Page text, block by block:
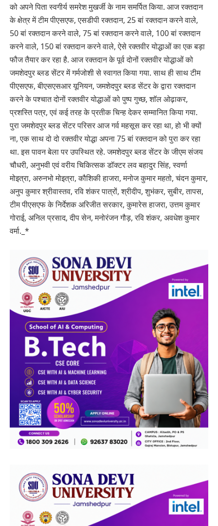
को अपने पिता स्वगीर्य समरेश मुखर्जी के नाम समर्पित किया. आज रक्तदान
के क्षेत्र में टीम पीएसएफ, एसडीपी रक्तदान, 25 बां रक्तदान करने वाले,
50 बां रक्तदान करने वाले, 75 बां रक्तदान करने वाले, 100 बां रक्तदान
करने वाले, 150 बां रक्तदान करने वाले, ऐसे रक्तवीर योद्धाओं का एक बड़ा
फौज तैयार कर रहा है. आज रक्तदान के पूर्व दोनों रक्तवीर योद्धाओं को
जमशेदपुर ब्लड सेंटर में गर्मजोशी से स्वागत किया गया. साथ ही साथ टीम
पीएसएफ, बीएसएसआर यूनियन, जमशेदपुर ब्लड सेंटर के द्वारा रक्तदान
करने के पश्चात दोनों रक्तवीर योद्धाओं को पुष्प गुच्छ, शाॅल ओढ़ाकर,
प्रशस्ति पत्र, एवं कई तरह के प्रतीक चिन्ह देकर सम्मानित किया गया.
पुरा जमशेदपुर ब्लड सेंटर परिसर आज गर्व महसूस कर रहा था, हो भी क्यों
ना, एक साथ दो दो रक्तवीर योद्धा अपना 75 बां रक्तदान को पुरा कर रहा
था. इस पावन बेला पर उपस्थित रहे. जमशेदपुर ब्लड सेंटर के जीएम संजय
चौधरी, अनुभवी एवं वरीय चिकित्सक डॉक्टर लव बहादुर सिंह, स्वर्णा
मोइत्रा, अरुनभो मोइत्रा, कौशिकी हाजरा, मनोज कुमार महतो, चंदन कुमार,
अनुप कुमार श्रीवास्तव, रवि शंकर पात्रों, श्रीदीप, शुभंकर, सुबीर, तापस,
टीम पीएसएफ के निर्देशक अरिजीत सरकार, कुमारेस हाजरा, उत्तम कुमार
गोराई, अनिल प्रसाद, दीप सेन, मनोरंजन गौड़, रवि शंकर, अवधेश कुमार
वर्मा._*